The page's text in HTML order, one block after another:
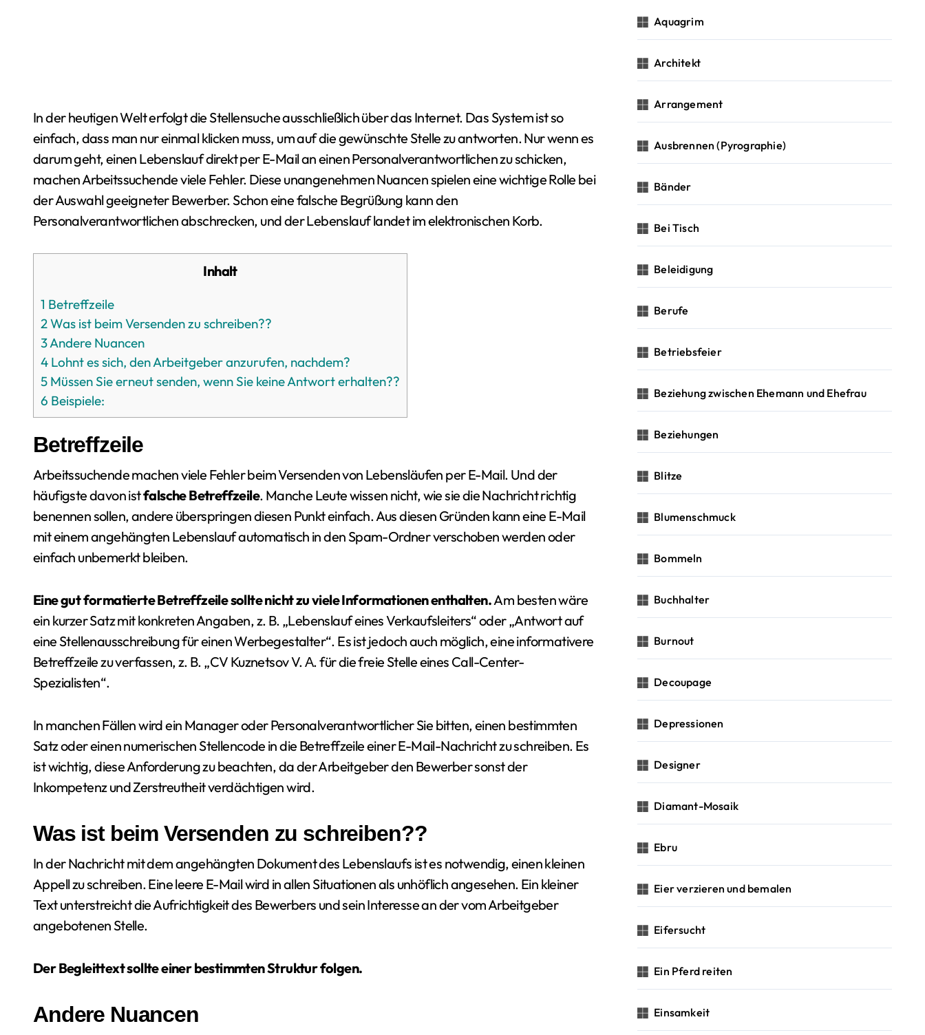
In der heutigen Welt erfolgt die Stellensuche ausschließlich über das Internet. Das System ist so
einfach, dass man nur einmal klicken muss, um auf die gewünschte Stelle zu antworten. Nur wenn es
darum geht, einen Lebenslauf direkt per E-Mail an einen Personalverantwortlichen zu schicken,
machen Arbeitssuchende viele Fehler. Diese unangenehmen Nuancen spielen eine wichtige Rolle bei
der Auswahl geeigneter Bewerber. Schon eine falsche Begrüßung kann den
Personalverantwortlichen abschrecken, und der Lebenslauf landet im elektronischen Korb.
Inhalt
1 Betreffzeile
2Was ist beim Versenden zu schreiben??
3Andere Nuancen
4 Lohnt es sich, den Arbeitgeber anzurufen, nachdem?
5 Müssen Sie erneut senden, wenn Sie keine Antwort erhalten??
6 Beispiele:
Betreffzeile
Arbeitssuchende machen viele Fehler beim Versenden von Lebensläufen per E-Mail. Und der
häufigste davon istfalsche Betreffzeile. Manche Leute wissen nicht, wie sie die Nachricht richtig
benennen sollen, andere überspringen diesen Punkt einfach. Aus diesen Gründen kann eine E-Mail
mit einem angehängten Lebenslauf automatisch in den Spam-Ordner verschoben werden oder
einfach unbemerkt bleiben.
Eine gut formatierte Betreffzeile sollte nicht zu viele Informationen enthalten.Am besten wäre
ein kurzer Satz mit konkreten Angaben, z. B. „Lebenslauf eines Verkaufsleiters“ oder „Antwort auf
eine Stellenausschreibung für einen Werbegestalter“. Es ist jedoch auch möglich, eine informativere
Betreffzeile zu verfassen, z. B. „CV Kuznetsov V. А. für die freie Stelle eines Call-Center-
Spezialisten“.
In manchen Fällen wird ein Manager oder Personalverantwortlicher Sie bitten, einen bestimmten
Satz oder einen numerischen Stellencode in die Betreffzeile einer E-Mail-Nachricht zu schreiben. Es
ist wichtig, diese Anforderung zu beachten, da der Arbeitgeber den Bewerber sonst der
Inkompetenz und Zerstreutheit verdächtigen wird.
Was ist beim Versenden zu schreiben??
In der Nachricht mit dem angehängten Dokument des Lebenslaufs ist es notwendig, einen kleinen
Appell zu schreiben. Eine leere E-Mail wird in allen Situationen als unhöflich angesehen. Ein kleiner
Text unterstreicht die Aufrichtigkeit des Bewerbers und sein Interesse an der vom Arbeitgeber
angebotenen Stelle.
Der Begleittext sollte einer bestimmten Struktur folgen.
Andere Nuancen
Aquagrim
Architekt
Arrangement
Ausbrennen (Pyrographie)
Bänder
Bei Tisch
Beleidigung
Berufe
Betriebsfeier
Beziehung zwischen Ehemann und Ehefrau
Beziehungen
Blitze
Blumenschmuck
Bommeln
Buchhalter
Burnout
Decoupage
Depressionen
Designer
Diamant-Mosaik
Ebru
Eier verzieren und bemalen
Eifersucht
Ein Pferd reiten
Einsamkeit